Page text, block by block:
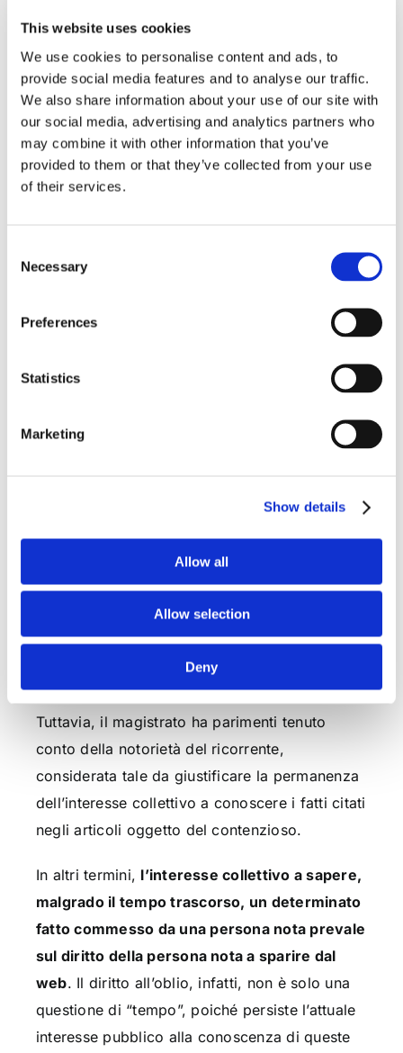
This website uses cookies
We use cookies to personalise content and ads, to
provide social media features and to analyse our traffic.
We also share information about your use of our site with
our social media, advertising and analytics partners who
may combine it with other information that you’ve
provided to them or that they’ve collected from your use
of their services.
Selection
Necessary
Preferences
Statistics
Marketing
Show details
Allow all
Allow selection
Deny
Acea dal 18 aprile 2023.
La questione giuridica di rilevante importanza
è che Picardi, appellandosi al diritto all’oblio,
aveva chiesto a Google di deindicizzare
alcuni articoli– da lui ritenuti diffamatori – che
erano stati pubblicati da una testata
, ed ha concordato
collettività ad essere informata e a conservare
titolare dei dati personali a non subire una
dell’articolo di stampa relativo a fatti risalenti
nel tempo oggetto di cronaca giudiziaria
nell’archivio informatico del quotidiano
Dunque, il giudice di merito ha bilanciato la
tutela dell’oblio invocata dal manager e il
diritto della collettività all’informazione,
ritenendo perciò il secondo più importante.
Tuttavia, il magistrato ha parimenti tenuto
conto della notorietà del ricorrente,
considerata tale da giustificare la permanenza
dell’interesse collettivo a conoscere i fatti citati
negli articoli oggetto del contenzioso.
In altri termini, l’interesse collettivo a sapere,
malgrado il tempo trascorso, un determinato
fatto commesso da una persona nota prevale
sul diritto della persona nota a sparire dal
web. Il diritto all’oblio, infatti, non è solo una
questione di “tempo”, poiché persiste l’attuale
interesse pubblico alla conoscenza di queste